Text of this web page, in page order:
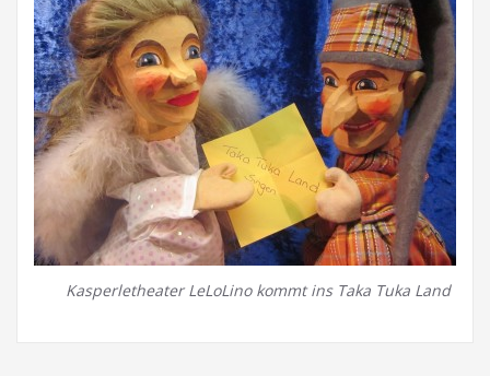
Kasperletheater LeLoLino kommt ins Taka Tuka Land